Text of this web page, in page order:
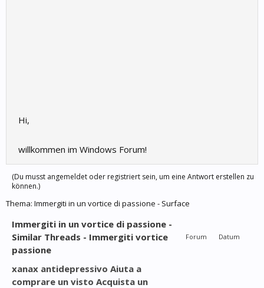
Hi,
willkommen im Windows Forum!
(Du musst angemeldet oder registriert sein, um eine Antwort erstellen zu
können.)
Thema: Immergiti in un vortice di passione - Surface
Immergiti in un vortice di passione -
Similar Threads - Immergiti vortice
passione
Forum Datum
xanax antidepressivo Aiuta a
comprare un visto Acquista un